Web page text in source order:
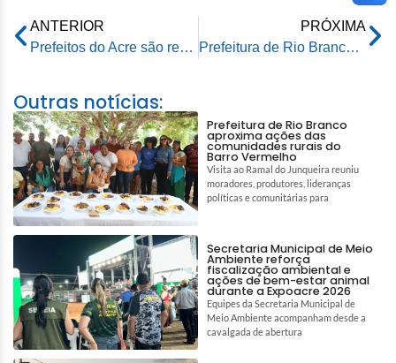
ANTERIOR
Prefeitos do Acre são recebidos pelo gabinete da Presidência da República em Brasília
PRÓXIMA
Prefeitura de Rio Branco entrega reforma de playground aos moradores do bairro Areal
Outras notícias:
Prefeitura de Rio Branco
aproxima ações das
comunidades rurais do
Barro Vermelho
Visita ao Ramal do Junqueira reuniu
moradores, produtores, lideranças
políticas e comunitárias para
Secretaria Municipal de Meio
Ambiente reforça
fiscalização ambiental e
ações de bem-estar animal
durante a Expoacre 2026
Equipes da Secretaria Municipal de
Meio Ambiente acompanham desde a
cavalgada de abertura